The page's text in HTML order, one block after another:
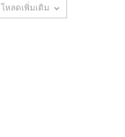
โหลดเพิ่มเติม